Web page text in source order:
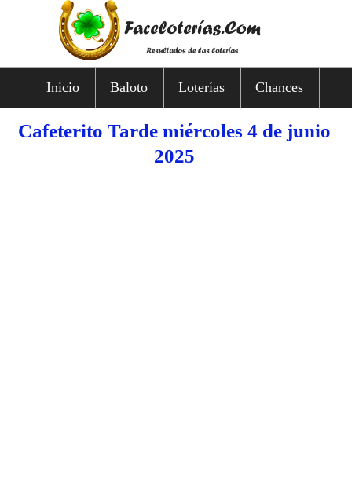
Inicio Baloto Loterías Chances
Cafeterito Tarde miércoles 4 de junio
2025